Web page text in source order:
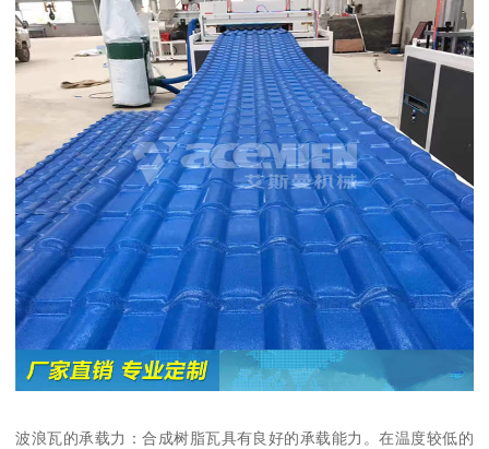
波浪瓦的承载力：合成树脂瓦具有良好的承载能力。在温度较低的